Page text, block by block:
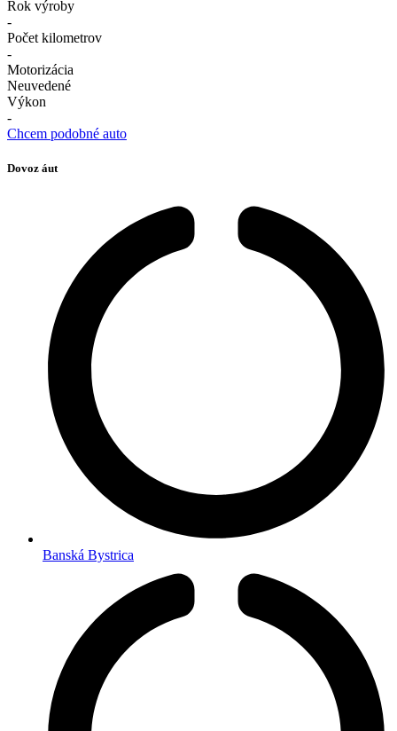
Rok výroby
-
Počet kilometrov
-
Motorizácia
Neuvedené
Výkon
-
Chcem podobné auto
Dovoz áut
Banská Bystrica